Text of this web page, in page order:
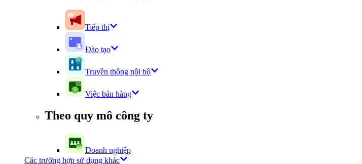
Tiếp thị
Đào tạo
Truyền thông nội bộ
Việc bán hàng
Theo quy mô công ty
Doanh nghiệp
Các trường hợp sử dụng khác